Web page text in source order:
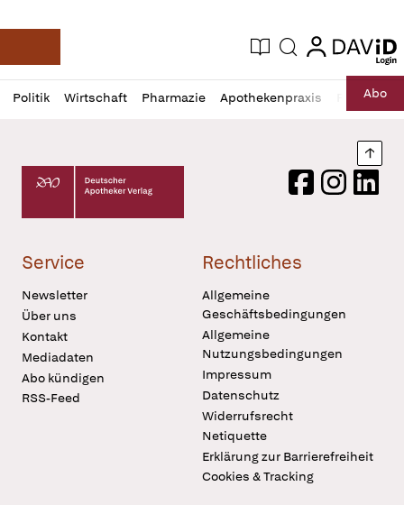
Deutsche Apotheker Zeitung
Aktuelle Ausgabe
Suche login
login
Politik Wirtschaft Pharmazie Apothekenpraxis RechtAbo
Profil
öffnen
Daz
Pur
Deutscher Apotheker Verlag Logo
FacebookInstagram
Service
Newsletter
Über uns
Kontakt
Mediadaten
Abo kündigen
RSS-Feed
Rechtliches
Allgemeine
Geschäftsbedingungen
Allgemeine
Nutzungsbedingungen
Impressum
Datenschutz
Widerrufsrecht
Netiquette
Erklärung zur Barrierefreiheit
Cookies & Tracking